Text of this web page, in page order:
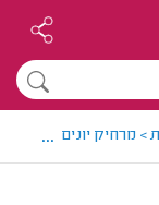
> מרחיק יונים מומלץ -
...